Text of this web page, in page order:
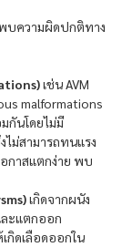
บความผิดปกติทาง
เช่น AVM
malformations
กันโดยไม่มี
ไม่สามารถทนแรง
กาสแตกง่าย พบ
เกิดจากผนัง
ละแตกออก
กิดเลือดออกใน